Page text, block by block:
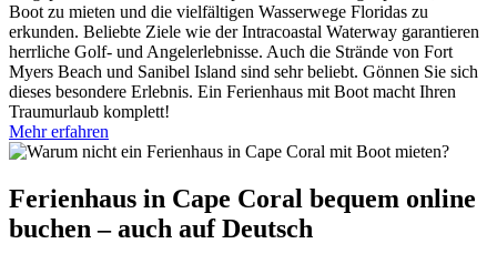
Boot zu mieten und die vielfältigen Wasserwege Floridas zu
erkunden. Beliebte Ziele wie der Intracoastal Waterway garantieren
herrliche Golf- und Angelerlebnisse. Auch die Strände von Fort
Myers Beach und Sanibel Island sind sehr beliebt. Gönnen Sie sich
dieses besondere Erlebnis. Ein Ferienhaus mit Boot macht Ihren
Traumurlaub komplett!
Mehr erfahren
Ferienhaus in Cape Coral bequem online
buchen – auch auf Deutsch